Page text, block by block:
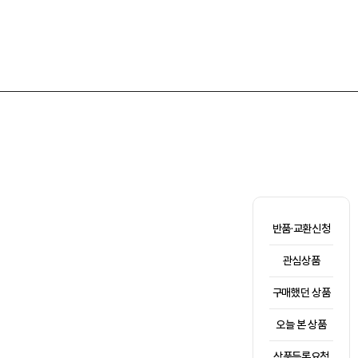
반품·교환신청
관심상품
구매했던 상품
오늘 본 상품